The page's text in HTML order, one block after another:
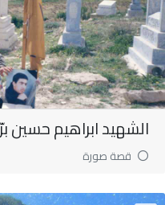
الشهيد ابراهيم حسين
قصة صورة